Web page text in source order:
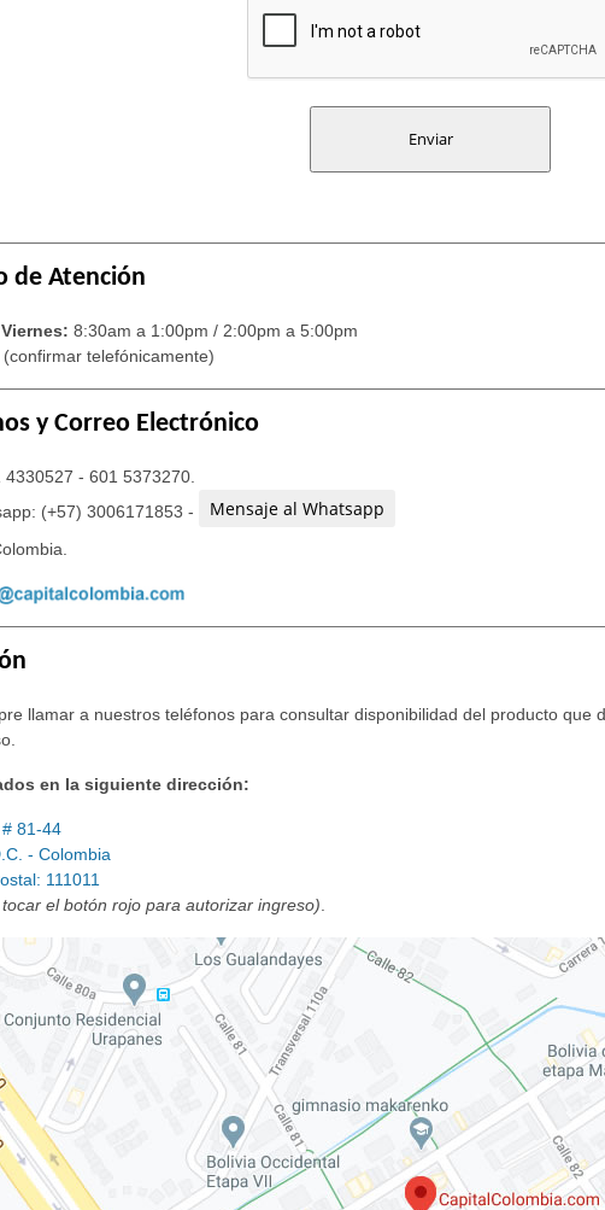
de Atención
8:30am a 1:00pm / 2:00pm a 5:00pm
(confirmar telefónicamente)
y Correo Electrónico
- 601 5373270.
(+57) 3006171853 -
Mensaje al Whatsapp
llamar a nuestros teléfonos para consultar disponibilidad del producto que
en la siguiente dirección:
81-44
- Colombia
111011
el botón rojo para autorizar ingreso)